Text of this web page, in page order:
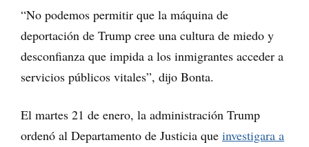
“No podemos permitir que la máquina de
deportación de Trump cree una cultura de miedo y
desconfianza que impida a los inmigrantes acceder a
servicios públicos vitales”, dijo Bonta.
El martes 21 de enero, la administración Trump
ordenó al Departamento de Justicia que investigara a